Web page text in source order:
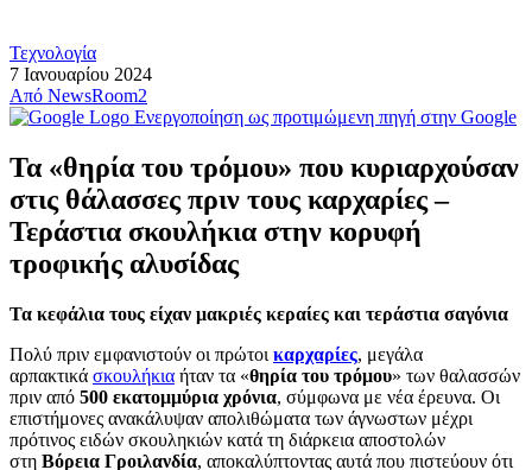
Τεχνολογία
7 Ιανουαρίου 2024
Από NewsRoom2
Ενεργοποίηση ως προτιμώμενη πηγή στην Google
Τα «θηρία του τρόμου» που κυριαρχούσαν
στις θάλασσες πριν τους καρχαρίες –
Τεράστια σκουλήκια στην κορυφή
τροφικής αλυσίδας
Τα κεφάλια τους είχαν μακριές κεραίες και τεράστια σαγόνια
Πολύ πριν εμφανιστούν οι πρώτοι καρχαρίες, μεγάλα
αρπακτικά σκουλήκια ήταν τα «θηρία του τρόμου» των θαλασσών
πριν από 500 εκατομμύρια χρόνια, σύμφωνα με νέα έρευνα. Οι
επιστήμονες ανακάλυψαν απολιθώματα των άγνωστων μέχρι
πρότινος ειδών σκουληκιών κατά τη διάρκεια αποστολών
στη Βόρεια Γροιλανδία, αποκαλύπτοντας αυτά που πιστεύουν ότι